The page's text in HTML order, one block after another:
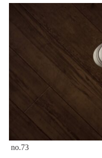
no.73